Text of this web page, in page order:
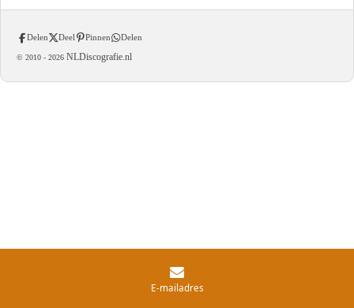
Delen Deel Pinnen Delen
© 2010 - 2026 NLDiscografie.nl
E-mailadres